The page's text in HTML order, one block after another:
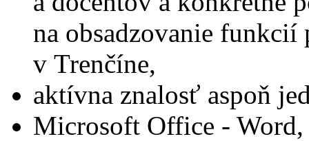
na obsadzovanie
v Trenčíne,
aktívna znalosť aspoň
Microsoft Office -